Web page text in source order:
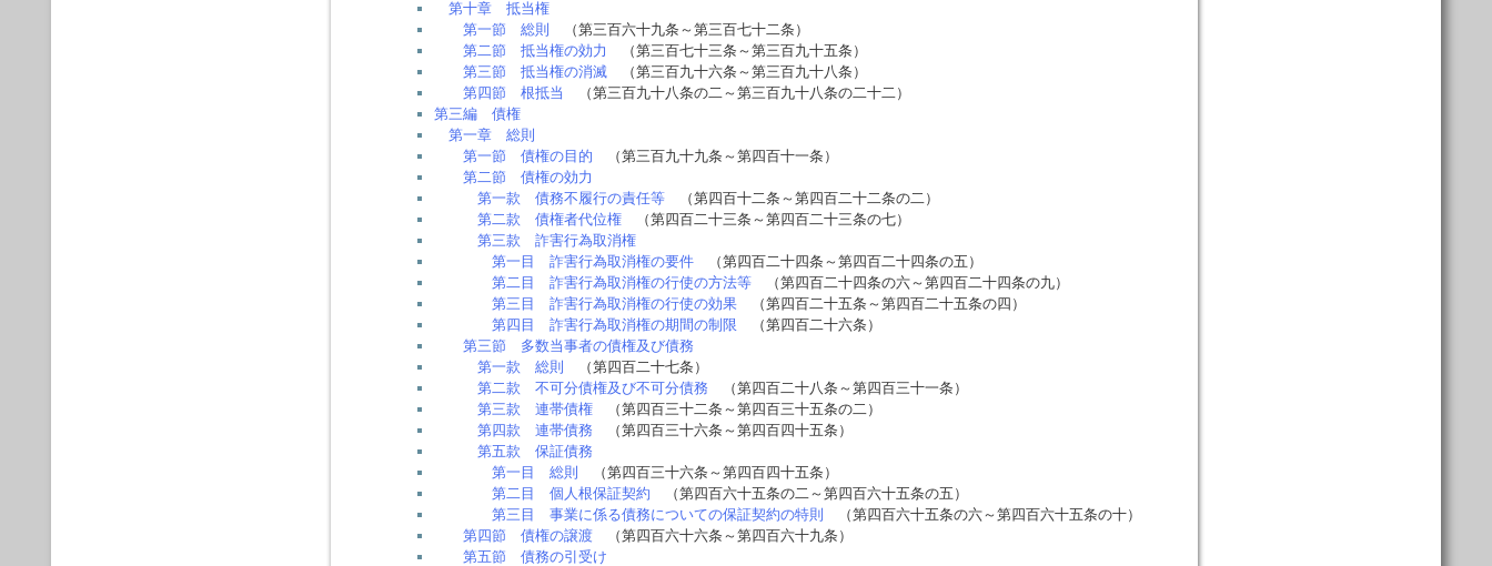
第十章 抵当権
第一節 総則
（第三百六十九条～第三百七十二条）
第二節 抵当権の効力
（第三百七十三条～第三百九十五条）
第三節 抵当権の消滅（第三百九十六条～第三百九十八条）
第四節 根抵当
（第三百九十八条の二～第三百九十八条の二十二）
第三編 債権
第一章 総則
第一節 債権の目的 （第三百九十九条～第四百十一条）
第二節 債権の効力
第一款 債務不履行の責任等（第四百十二条～第四百二十二条の二）
第二款 債権者代位権（第四百二十三条～第四百二十三条の七）
第三款 詐害行為取消権
第一目 詐害行為取消権の要件（第四百二十四条～第四百二十四条の五）
第二目 詐害行為取消権の行使の方法等（第四百二十四条の六～第四百二十四条の九）
第三目 詐害行為取消権の行使の効果（第四百二十五条～第四百二十五条の四）
第四目 詐害行為取消権の期間の制限 （第四百二十六条）
第三節 多数当事者の債権及び債務
第一款 総則
（第四百二十七条）
第二款 不可分債権及び不可分債務 （第四百二十八条～第四百三十一条）
第三款 連帯債権（第四百三十二条～第四百三十五条の二）
第四款 連帯債務 （第四百三十六条～第四百四十五条）
第五款 保証債務
第一目 総則
（第四百三十六条～第四百四十五条）
第二目 個人根保証契約 （第四百六十五条の二～第四百六十五条の五）
第三目 事業に係る債務についての保証契約の特則
（第四百六十五条の六～第四百六十五条の十）
第四節 債権の譲渡（第四百六十六条～第四百六十九条）
第五節 債務の引受け